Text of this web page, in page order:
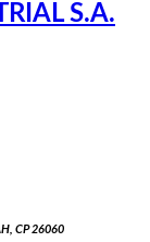
S.A.
CP 26060